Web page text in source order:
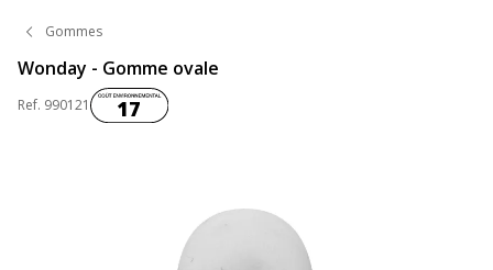
Gommes
Wonday - Gomme ovale
Ref. 990121Coût environnemental :
17